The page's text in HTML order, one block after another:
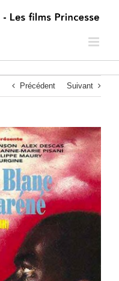
Précédent
Suivant